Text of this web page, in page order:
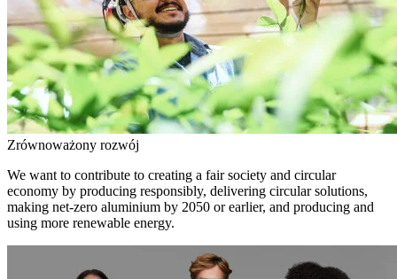
Zrównoważony rozwój
We want to contribute to creating a fair society and circular
economy by producing responsibly, delivering circular solutions,
making net-zero aluminium by 2050 or earlier, and producing and
using more renewable energy.